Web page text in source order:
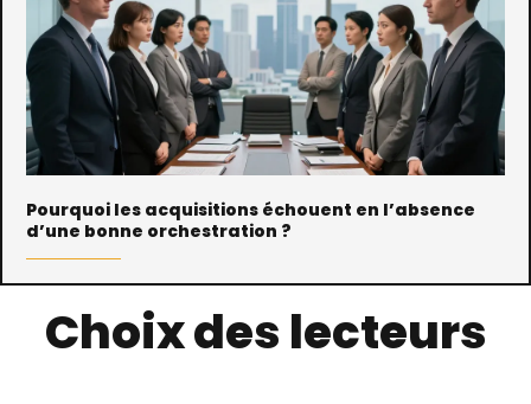
Pourquoi les acquisitions échouent en l’absence
d’une bonne orchestration ?
Choix des lecteurs